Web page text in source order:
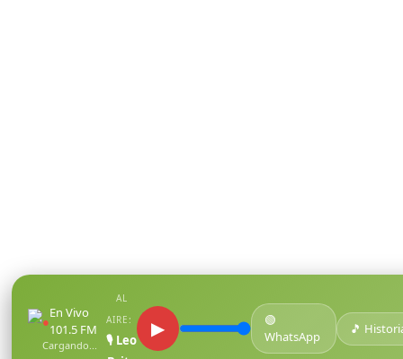
●
En Vivo
101.5 FM
Cargando...
AL
AIRE:
🎙️ Leo
▶
🟢
WhatsApp
🎵